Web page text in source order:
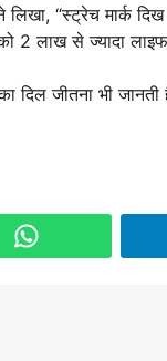
“स्ट्रेच मार्क दिख
को 2 लाख से ज्यादा
दिल जीतना भी